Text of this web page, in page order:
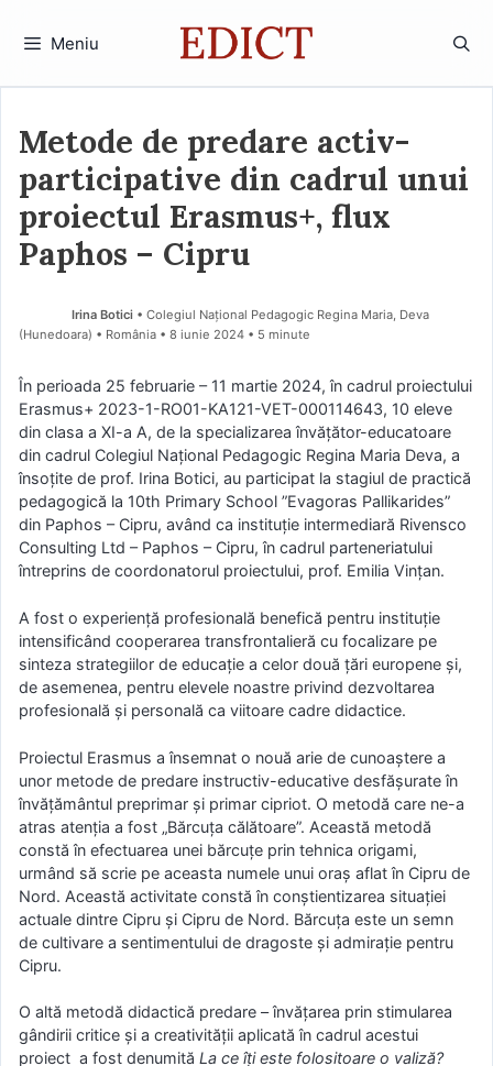
Meniu
Metode de predare activ-
participative din cadrul unui
proiectul Erasmus+, flux
Paphos – Cipru
Irina Botici • Colegiul Național Pedagogic Regina Maria, Deva
(Hunedoara) • România
8 iunie 2024 • 5 minute
În perioada 25 februarie – 11 martie 2024, în cadrul proiectului
Erasmus+ 2023-1-RO01-KA121-VET-000114643, 10 eleve
din clasa a XI-a A, de la specializarea învățător-educatoare
din cadrul Colegiul Național Pedagogic Regina Maria Deva, a
însoțite de prof. Irina Botici, au participat la stagiul de practică
pedagogică la 10th Primary School ”Evagoras Pallikarides”
din Paphos – Cipru, având ca instituție intermediară Rivensco
Consulting Ltd – Paphos – Cipru, în cadrul parteneriatului
întreprins de coordonatorul proiectului, prof. Emilia Vințan.
A fost o experiență profesională benefică pentru instituție
intensificând cooperarea transfrontalieră cu focalizare pe
sinteza strategiilor de educație a celor două țări europene și,
de asemenea, pentru elevele noastre privind dezvoltarea
profesională și personală ca viitoare cadre didactice.
Proiectul Erasmus a însemnat o nouă arie de cunoaștere a
unor metode de predare instructiv-educative desfășurate în
învățământul preprimar și primar cipriot. O metodă care ne-a
atras atenția a fost „Bărcuța călătoare”. Această metodă
constă în efectuarea unei bărcuțe prin tehnica origami,
urmând să scrie pe aceasta numele unui oraș aflat în Cipru de
Nord. Această activitate constă în conștientizarea situației
actuale dintre Cipru și Cipru de Nord. Bărcuța este un semn
de cultivare a sentimentului de dragoste și admirație pentru
Cipru.
O altă metodă didactică predare – învățarea prin stimularea
gândirii critice și a creativității aplicată în cadrul acestui
proiect a fost denumită La ce îți este folositoare o valiză?